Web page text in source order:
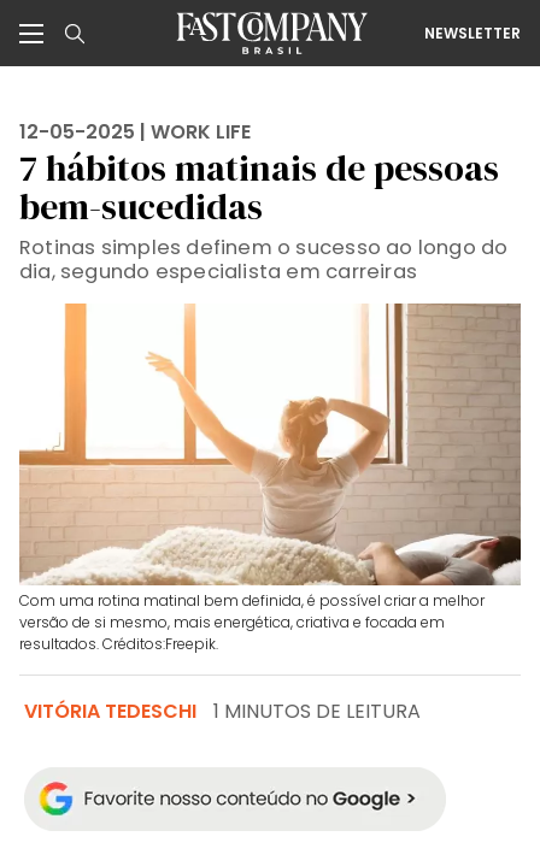
NEWSLETTER
12-05-2025 | WORK LIFE
7 hábitos matinais de pessoas
bem-sucedidas
Rotinas simples definem o sucesso ao longo do
dia, segundo especialista em carreiras
Com uma rotina matinal bem definida, é possível criar a melhor
versão de si mesmo, mais energética, criativa e focada em
resultados. Créditos:Freepik.
VITÓRIA TEDESCHI 1 MINUTOS DE LEITURA